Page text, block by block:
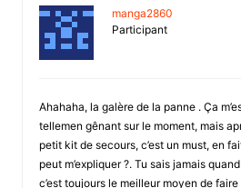
manga2860
Participant
Ahahaha, la galère de la panne . Ça
tellemen gênant sur le moment, mais
petit kit de secours, c’est un must, en
peut m’expliquer ?. Tu sais jamais
c’est toujours le meilleur moyen de